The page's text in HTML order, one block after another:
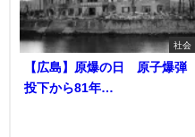
社会
【広島】原爆の日 原子爆弾
投下から81年…